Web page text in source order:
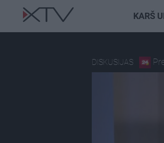
KARŠ
DISKUSIJAS